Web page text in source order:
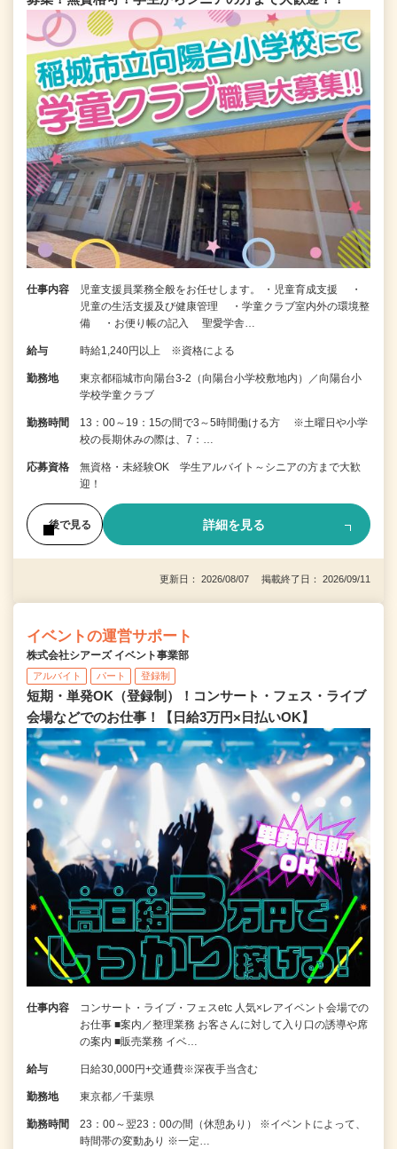
仕事内容
児童支援員業務全般をお任せします。 ・児童育成支援 ・
児童の生活支援及び健康管理 ・学童クラブ室内外の環境整
備 ・お便り帳の記入 聖愛学舎…
給与 時給1,240円以上 ※資格による
勤務地
東京都稲城市向陽台3-2（向陽台小学校敷地内）／向陽台小
学校学童クラブ
勤務時間
13：00～19：15の間で3～5時間働ける方 ※土曜日や小学
校の長期休みの際は、7：…
応募資格
無資格・未経験OK 学生アルバイト～シニアの方まで大歓
迎！
後で見る 詳細を見る
更新日： 2026/08/07 掲載終了日： 2026/09/11
イベントの運営サポート
株式会社シアーズ イベント事業部
アルバイト パート 登録制
短期・単発OK（登録制）！コンサート・フェス・ライブ
会場などでのお仕事！【日給3万円×日払いOK】
仕事内容
コンサート・ライブ・フェスetc 人気×レアイベント会場での
お仕事 ■案内／整理業務 お客さんに対して入り口の誘導や席
の案内 ■販売業務 イベ…
給与 日給30,000円+交通費※深夜手当含む
勤務地 東京都／千葉県
勤務時間
23：00～翌23：00の間（休憩あり） ※イベントによって、
時間帯の変動あり ※一定…